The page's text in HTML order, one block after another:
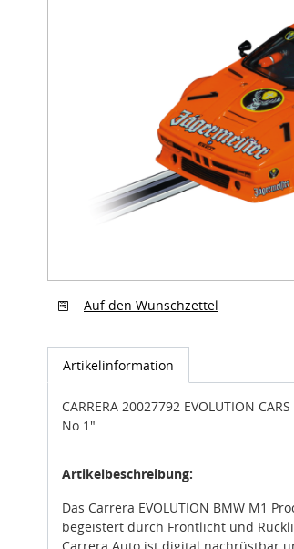
Auf den Wunschzettel
Artikelinformation
CARRERA 20027792 EVOLUTION
No.1"
Artikelbeschreibung:
Das Carrera EVOLUTION BMW M1
begeistert durch Frontlicht und
Carrera Auto ist digital nachrüstbar